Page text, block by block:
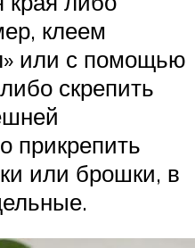
клеем
или с помощью
скрепить
прикрепить
или брошки, в